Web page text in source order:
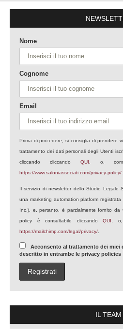
Nome
Cognome
Email
Prima di procedere, si consiglia di prendere
trattamento dei dati personali degli Utenti
cliccando cliccando QUI , o,
https://www.saloniassociati.com/privacy-policy/
Il servizio di newsletter dello Studio Legale
una marketing automation platform
Inc.), e, pertanto, è parzialmente fornito da
policy è consultabile cliccandoQUI
,
https://mailchimp.com/legal/privacy/
Acconsento al trattamento dei miei
descritto in entrambe le privacy policies
IL TEAM